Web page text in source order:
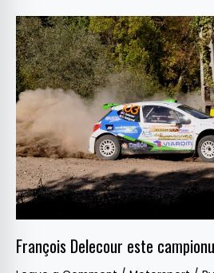
François Delecour este
François
Delecour
este
campionul
CNR
Dunlop
2012